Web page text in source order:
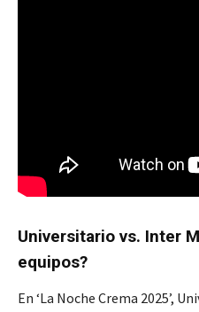
Universitario vs. Inter
equipos?
En ‘La Noche Crema 2025’,